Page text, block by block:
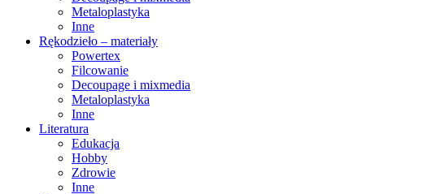
Metaloplastyka
Inne
Rękodzieło – materiały
Powertex
Filcowanie
Decoupage i mixmedia
Metaloplastyka
Inne
Literatura
Edukacja
Hobby
Zdrowie
Inne